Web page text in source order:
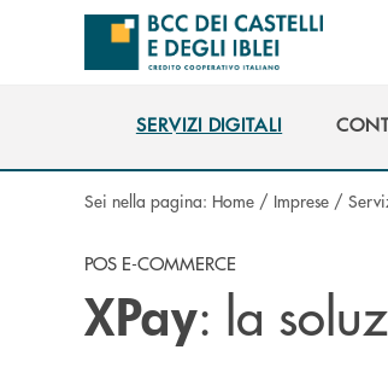
Salta al contenuto principale
SERVIZI DIGITALI
Sei nella pagina: Home / Imprese /
POS E-COMMERCE
XPay: la